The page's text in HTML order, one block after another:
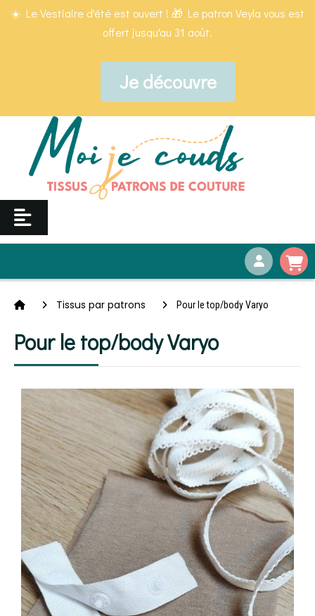
☀️ Le Vestiaire d'été est ouvert ! 🎁 Le patron Veyla vous est
offert jusqu'au 31 août.
Je découvre
Tissus par patrons Pour le top/body Varyo
Pour le top/body Varyo